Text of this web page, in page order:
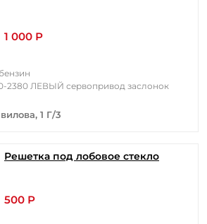
1 000 Р
2380 ЛЕВЫЙ сервопривод заслонок
1 Г/3
Решетка под лобовое стекло
500 Р